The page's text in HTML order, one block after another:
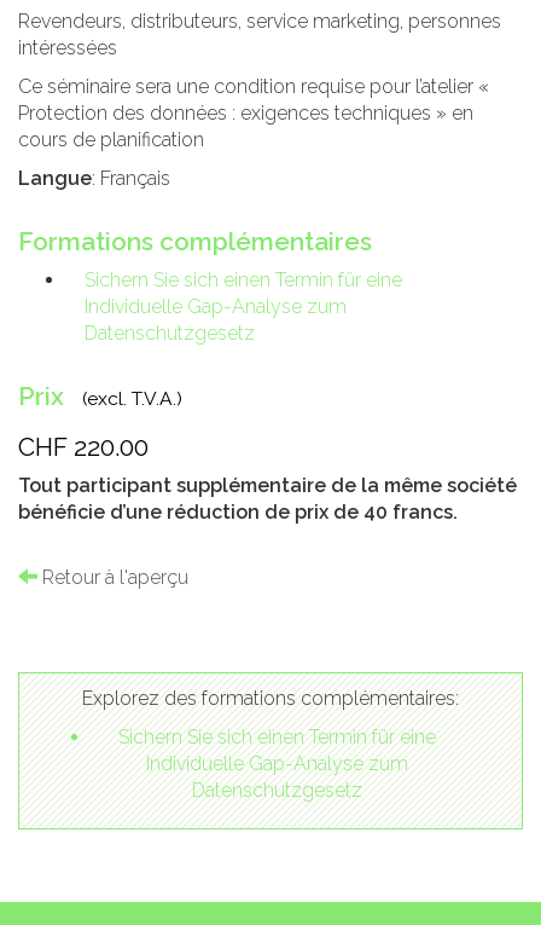
Revendeurs, distributeurs, service marketing, personnes
intéressées
Ce séminaire sera une condition requise pour l’atelier «
Protection des données : exigences techniques » en
cours de planification
Langue: Français
Formations complémentaires
Sichern Sie sich einen Termin für eine
Individuelle Gap-Analyse zum
Datenschutzgesetz
Prix (excl. T.V.A.)
CHF 220.00
Tout participant supplémentaire de la même société
bénéficie d’une réduction de prix de 40 francs.
Retour à l'aperçu
Explorez des formations complémentaires:
Sichern Sie sich einen Termin für eine
Individuelle Gap-Analyse zum
Datenschutzgesetz